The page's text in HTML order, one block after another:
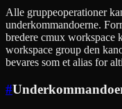
Alle gruppeoperationer
underkommandoerne.
bredere cmux workspace
workspace group den
bevares som et alias for
#